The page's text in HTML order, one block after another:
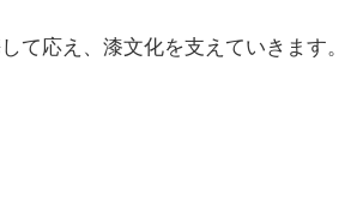
て応え、漆文化を支えていきます。